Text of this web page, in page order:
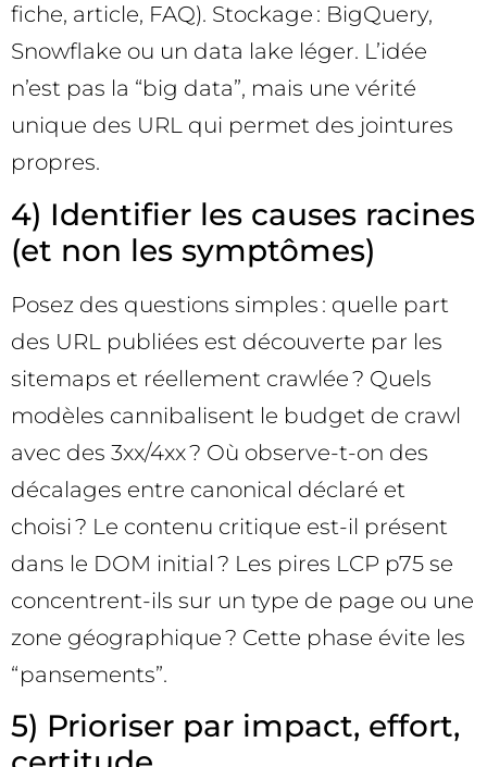
fiche, article, FAQ). Stockage : BigQuery,
Snowflake ou un data lake léger. L’idée
n’est pas la “big data”, mais une vérité
unique des URL qui permet des jointures
propres.
4) Identifier les causes racines
(et non les symptômes)
Posez des questions simples : quelle part
des URL publiées est découverte par les
sitemaps et réellement crawlée ? Quels
modèles cannibalisent le budget de crawl
avec des 3xx/4xx ? Où observe-t-on des
décalages entre canonical déclaré et
choisi ? Le contenu critique est-il présent
dans le DOM initial ? Les pires LCP p75 se
concentrent-ils sur un type de page ou une
zone géographique ? Cette phase évite les
“pansements”.
5) Prioriser par impact, effort,